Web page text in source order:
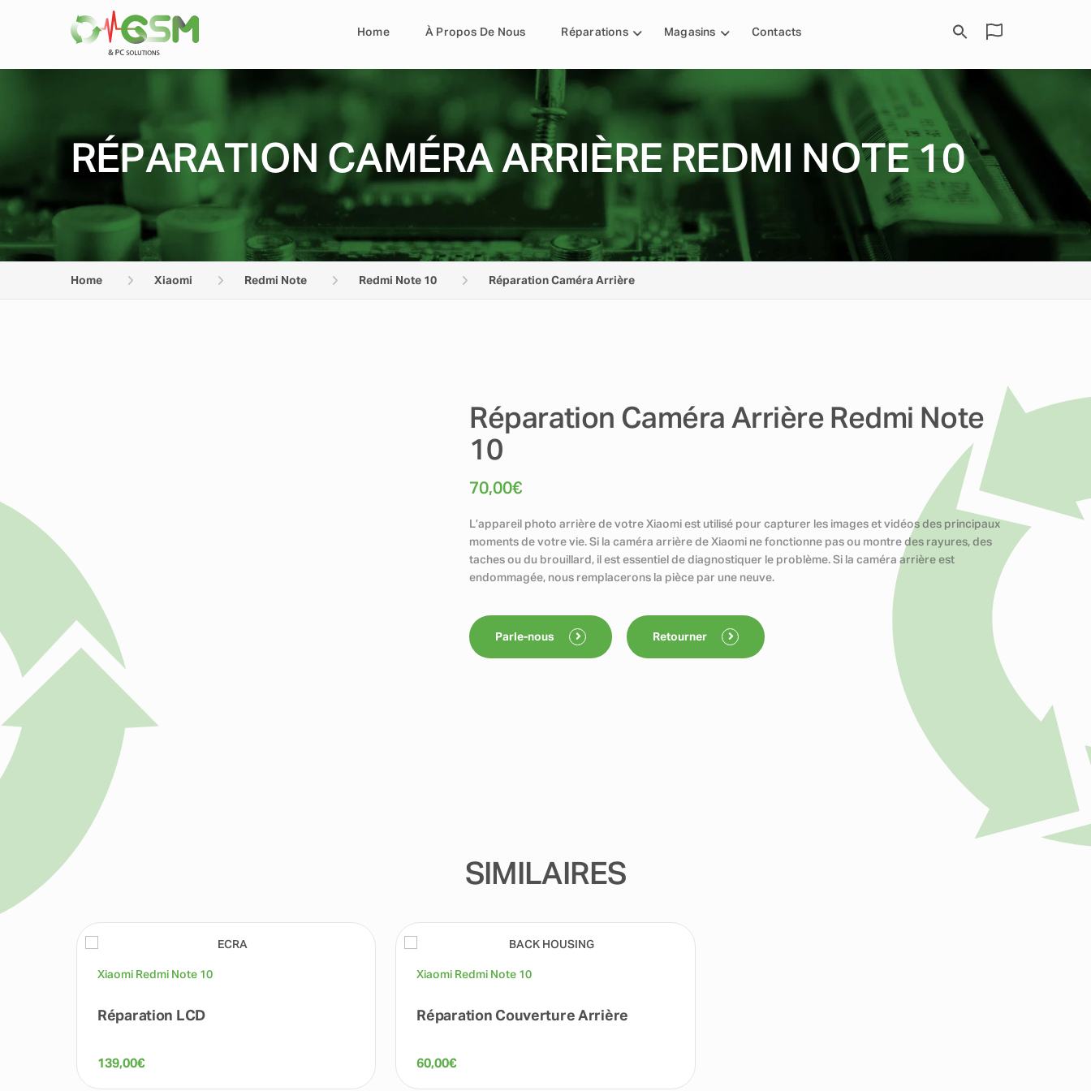
Home À Propos De Nous Réparations Magasins Contacts
RÉPARATION CAMÉRA ARRIÈRE REDMI NOTE 10
Home Xiaomi Redmi Note Redmi Note 10 Réparation Caméra Arrière
Réparation Caméra Arrière Redmi Note
10
70,00€
L’appareil photo arrière de votre Xiaomi est utilisé pour capturer les images et vidéos des principaux
moments de votre vie. Si la caméra arrière de Xiaomi ne fonctionne pas ou montre des rayures, des
taches ou du brouillard, il est essentiel de diagnostiquer le problème. Si la caméra arrière est
endommagée, nous remplacerons la pièce par une neuve.
Parle-nous Retourner
SIMILAIRES
Xiaomi Redmi Note 10
Réparation LCD
139,00€
Xiaomi Redmi Note 10
Réparation Couverture Arrière
60,00€